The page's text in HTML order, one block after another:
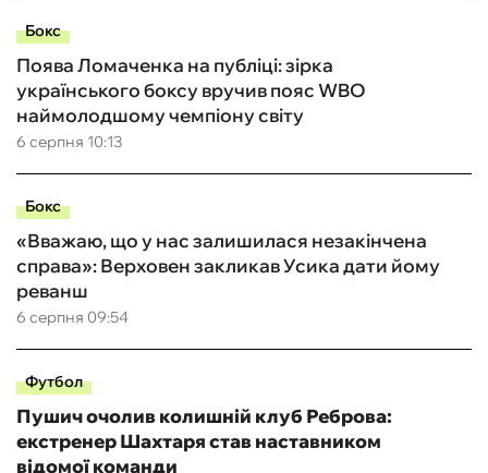
Бокс
6 серпня 10:13
Поява Ломаченка на публіці: зірка
українського боксу вручив пояс WBO
наймолодшому чемпіону світу
Бокс
6 серпня 09:54
«Вважаю, що у нас залишилася незакінчена
справа»: Верховен закликав Усика дати йому
реванш
Футбол
Пушич очолив колишній клуб Реброва:
екстренер Шахтаря став наставником
відомої команди